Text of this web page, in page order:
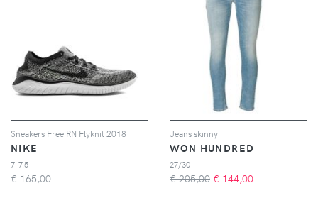
Sneakers Free RN Flyknit 2018
NIKE
7-7.5
€ 165,00
Jeans skinny
WON HUNDRED
27/30
€ 205,00 € 144,00